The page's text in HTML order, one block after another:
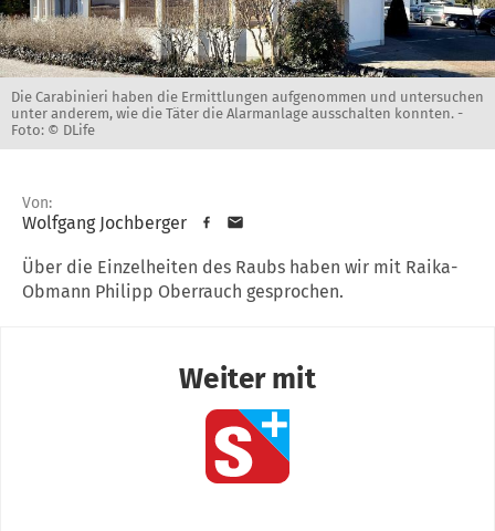
Die Carabinieri haben die Ermittlungen aufgenommen und untersuchen
unter anderem, wie die Täter die Alarmanlage ausschalten konnten. -
Foto: © DLife
Von:
Wolfgang Jochberger
Über die Einzelheiten des Raubs haben wir mit Raika-
Obmann Philipp Oberrauch gesprochen.